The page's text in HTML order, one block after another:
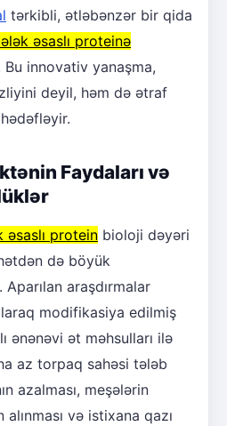
tərkibli, ətləbənzər bir qida
əsaslı proteinə
innovativ yanaşma,
deyil, həm də ətraf
Faydaları və
əsaslı protein bioloji dəyəri
də böyük
araşdırmalar
modifikasiya edilmiş
ənənəvi ət məhsulları ilə
az torpaq sahəsi tələb
azalması, meşələrin
alınması və istixana qazı